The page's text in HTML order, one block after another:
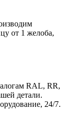
от 1 желоба,
RAL, RR,
детали.
24/7.